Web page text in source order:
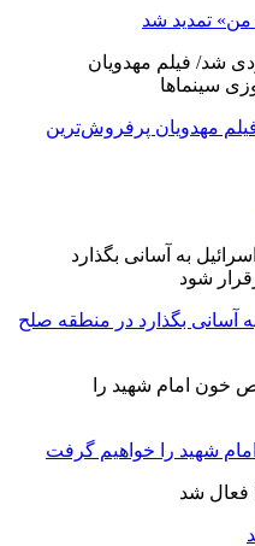
تمدید شد
مهدویان پرفروش‌ترین
آسانی بگذارد در منطقه صلح
شهید را خواهیم گرفت